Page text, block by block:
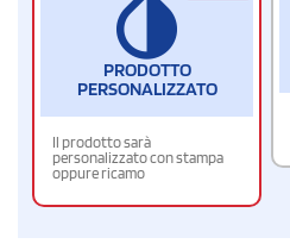
PRODOTTO
PERSONALIZZATO
Il prodotto sarà
personalizzato con stampa
oppure ricamo